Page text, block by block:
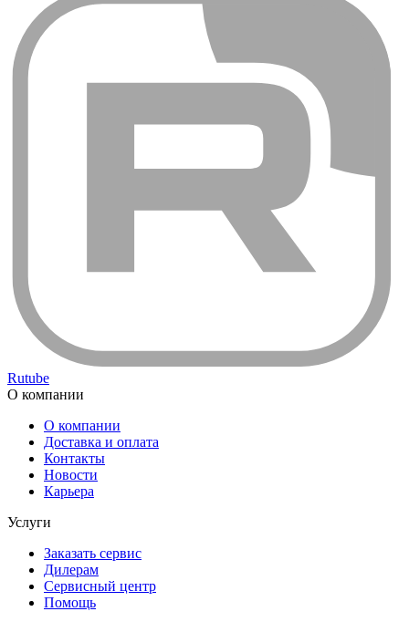
Rutube
О компании
О компании
Доставка и оплата
Контакты
Новости
Карьера
Услуги
Заказать сервис
Дилерам
Сервисный центр
Помощь